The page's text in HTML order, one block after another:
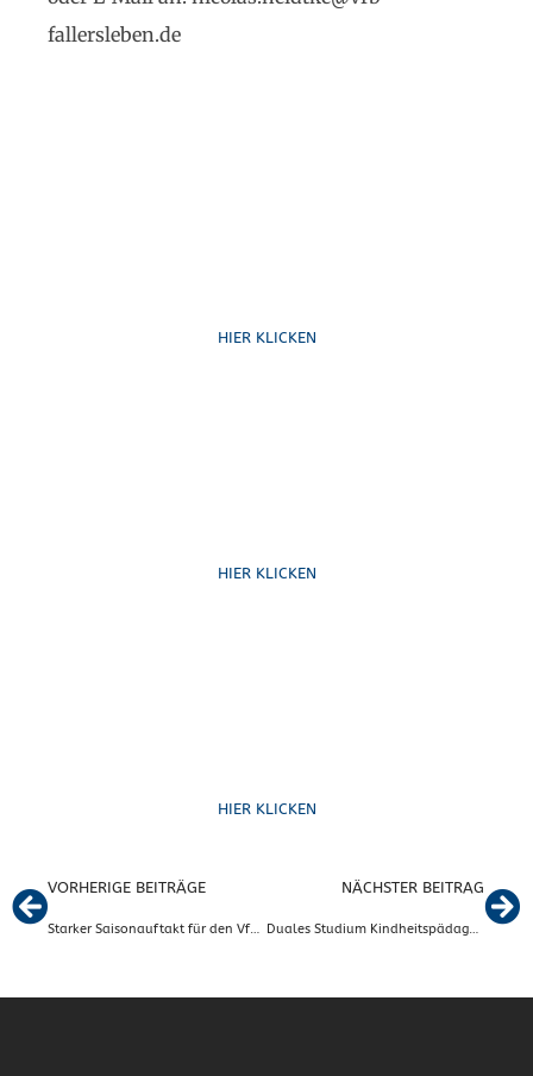
fallersleben.de
HIER KLICKEN
HIER KLICKEN
HIER KLICKEN
VORHERIGE BEITRÄGE
Starker Saisonauftakt für den VfB Fallersleben – Vier neue Vereinsrekorde!
NÄCHSTER BEITRAG
Duales Studium Kindheitspädagogik (Bachelor)